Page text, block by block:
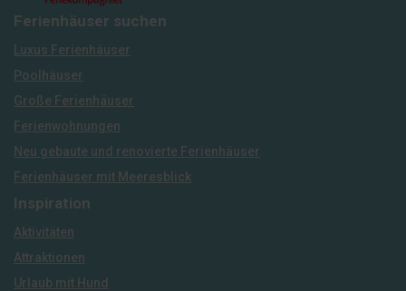
Ferienhäuser suchen
Luxus Ferienhäuser
Poolhäuser
Große Ferienhäuser
Ferienwohnungen
Neu gebaute und renovierte Ferienhäuser
Ferienhäuser mit Meeresblick
Inspiration
Aktivitäten
Attraktionen
Urlaub mit Hund